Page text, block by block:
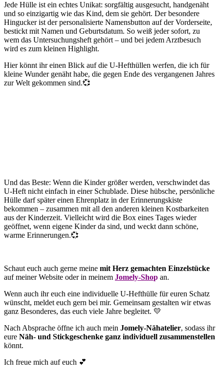
Jede Hülle ist ein echtes Unikat: sorgfältig ausgesucht, handgenäht
und so einzigartig wie das Kind, dem sie gehört. Der besondere
Hingucker ist der personalisierte Namensbutton auf der Vorderseite,
bestickt mit Namen und Geburtsdatum. So weiß jeder sofort, zu
wem das Untersuchungsheft gehört – und bei jedem Arztbesuch
wird es zum kleinen Highlight.
Hier könnt ihr einen Blick auf die U-Hefthüllen werfen, die ich für
kleine Wunder genäht habe, die gegen Ende des vergangenen Jahres
zur Welt gekommen sind.💞
Und das Beste: Wenn die Kinder größer werden, verschwindet das
U-Heft nicht einfach in einer Schublade. Diese hübsche, persönliche
Hülle darf später einen Ehrenplatz in der Erinnerungskiste
bekommen – zusammen mit all den anderen kleinen Kostbarkeiten
aus der Kinderzeit. Vielleicht wird die Box eines Tages wieder
geöffnet, wenn eigene Kinder da sind, und weckt dann schöne,
warme Erinnerungen.💞
Schaut euch auch gerne meine mit Herz gemachten Einzelstücke
auf meiner Website oder in meinem Jomely-Shop an.
Wenn auch ihr euch eine individuelle U-Hefthülle für euren Schatz
wünscht, meldet euch gern bei mir. Gemeinsam gestalten wir etwas
ganz Besonderes, das euch viele Jahre begleitet. 💛
Nach Absprache öffne ich auch mein Jomely-Nähatelier, sodass ihr
eure Näh- und Stickgeschenke ganz individuell zusammenstellen
könnt.
Ich freue mich auf euch 💕